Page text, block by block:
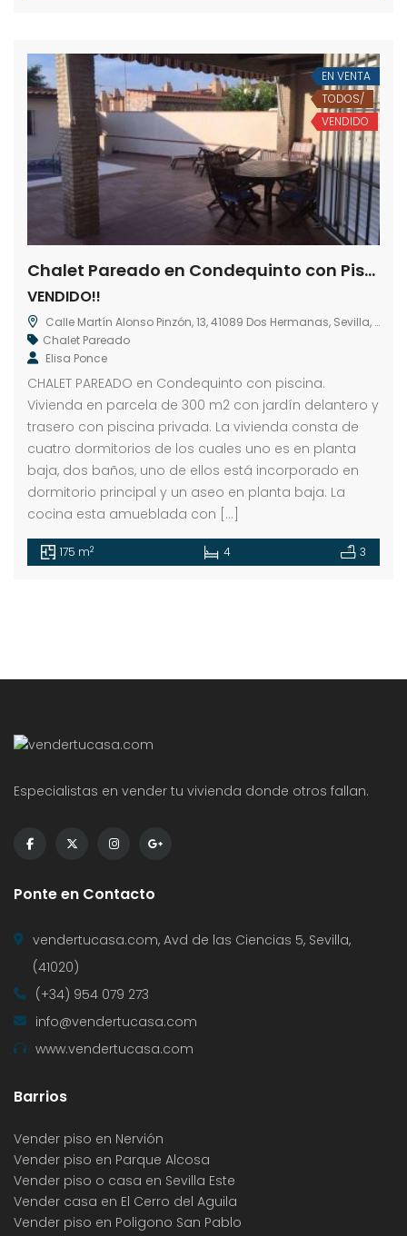
EN VENTA
TODOS/
VENDIDO
Chalet Pareado en Condequinto con Piscina
VENDIDO!!
Calle Martín Alonso Pinzón, 13, 41089 Dos Hermanas, Sevilla, España
Chalet Pareado
Elisa Ponce
CHALET PAREADO en Condequinto con piscina.
Vivienda en parcela de 300 m2 con jardín delantero y
trasero con piscina privada. La vivienda consta de
cuatro dormitorios de los cuales uno es en planta
baja, dos baños, uno de ellos está incorporado en
dormitorio principal y un aseo en planta baja. La
cocina esta amueblada con […]
175 m2 4 3
Especialistas en vender tu vivienda donde otros fallan.
Ponte en Contacto
vendertucasa.com, Avd de las Ciencias 5, Sevilla,
(41020)
(+34) 954 079 273
info@vendertucasa.com
www.vendertucasa.com
Barrios
Vender piso en Nervión
Vender piso en Parque Alcosa
Vender piso o casa en Sevilla Este
Vender casa en El Cerro del Aguila
Vender piso en Poligono San Pablo